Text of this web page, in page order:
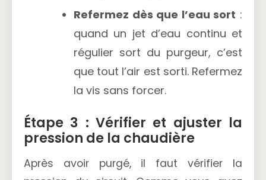
Refermez dès que l’eau sort :
quand un jet d’eau continu et
régulier sort du purgeur, c’est
que tout l’air est sorti. Refermez
la vis sans forcer.
Étape 3 : Vérifier et ajuster la
pression de la chaudière
Après avoir purgé, il faut vérifier la